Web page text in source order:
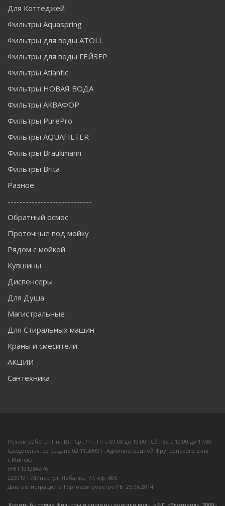
Для Коттеджей
Фильтры Aquaspring
Фильтры для воды ATOLL
Фильтры для воды ГЕЙЗЕР
Фильтры Atlantic
Фильтры НОВАЯ ВОДА
Фильтры АКВАФОР
Фильтры PurePro
Фильтры AQUAFILTER
Фильтры Braukmann
Фильтры Brita
Разное
----------------------------
Обратный осмос
Проточные под мойку
Рядом с мойкой
Кувшины
Диспенсеры
Для Душа
Магистральные
Для Стиральных машин
Краны и смесители
АКЦИИ
Сантехника
Режим работы: Пн , Вт , Ср , Чт , Пт c 09:00 до 19:00 ; Сб , Вс c 10:00 до 17:00
Свидетельство выдано 02.11.2009 г. Администрацией Фрунзенского р-на
г.Минска
УНП 191254276
220019 г.Минск, ул. Лобанка, 77, оф. 405
Дата регистрации в Торговом реестре РБ: 25.06.2014